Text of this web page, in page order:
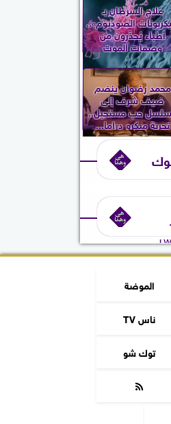
علاج السرطان بـ
الصوديوم»..
أطباء يُحذّرون من
وصفات الموت
محمد رضوان ينضم
ضيف شرف إلى
حب مستحيل..
تجربة ميكرو دراما...
الموضة
ناس TV
توك شو
